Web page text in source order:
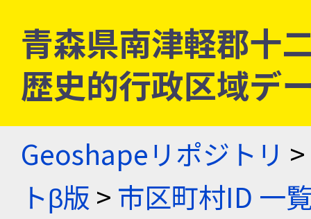
青森県南津軽郡十
歴史的行政区域デ
Geoshapeリポジトリ >
トβ版 > 市区町村ID 一